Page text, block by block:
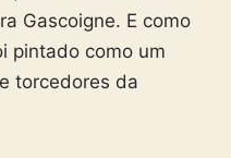
Gascoigne. E como
pintado como um
torcedores da